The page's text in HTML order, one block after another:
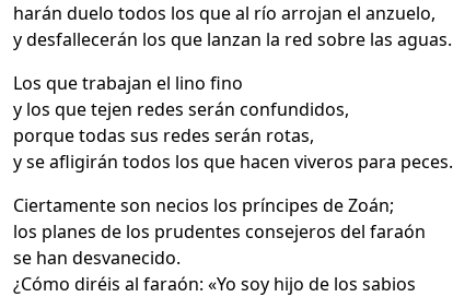
harán duelo todos los que al río arrojan el anzuelo,
y desfallecerán los que lanzan la red sobre las aguas.
Los que trabajan el lino fino
y los que tejen redes serán confundidos,
porque todas sus redes serán rotas,
y se afligirán todos los que hacen viveros para peces.
Ciertamente son necios los príncipes de Zoán;
los planes de los prudentes consejeros del faraón
se han desvanecido.
¿Cómo diréis al faraón: «Yo soy hijo de los sabios